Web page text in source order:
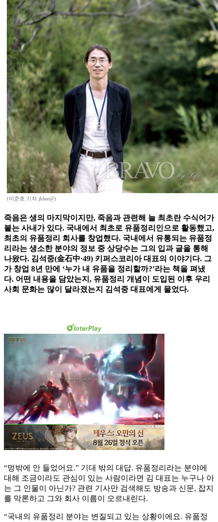
(이준호 기자 jhlee@)
죽음은 생의 마지막이지만, 죽음과 관련해 늘 최초란 수식어가
붙는 사내가 있다. 국내에서 최초로 유품정리인으로 활동했고,
최초의 유품정리 회사를 창업했다. 국내에서 유통되는 유품정
리라는 생소한 분야의 정보 중 상당수는 그의 입과 글을 통해
나왔다. 김석중(金石中·49) 키퍼스코리아 대표의 이야기다. 그
가 창업 8년 만에 ‘누가 내 유품을 정리할까?’라는 책을 펴냈
다. 어떤 내용을 담았는지, 유품정리 개념이 도입된 이후 우리
사회 문화는 많이 달라졌는지 김석중 대표에게 물었다.
“멍밖에 안 들었어요.” 기대 밖의 대답. 유품정리라는 분야에
대해 조금이라도 관심이 있는 사람이라면 김 대표는 누구나 아
는 그 인물이 아닌가? 관련 기사만 검색해도 방송과 신문, 잡지
를 막론하고 그와 회사 이름이 오르내린다.
“국내의 유품정리 분야는 변질되고 있는 상황이에요. 유품정